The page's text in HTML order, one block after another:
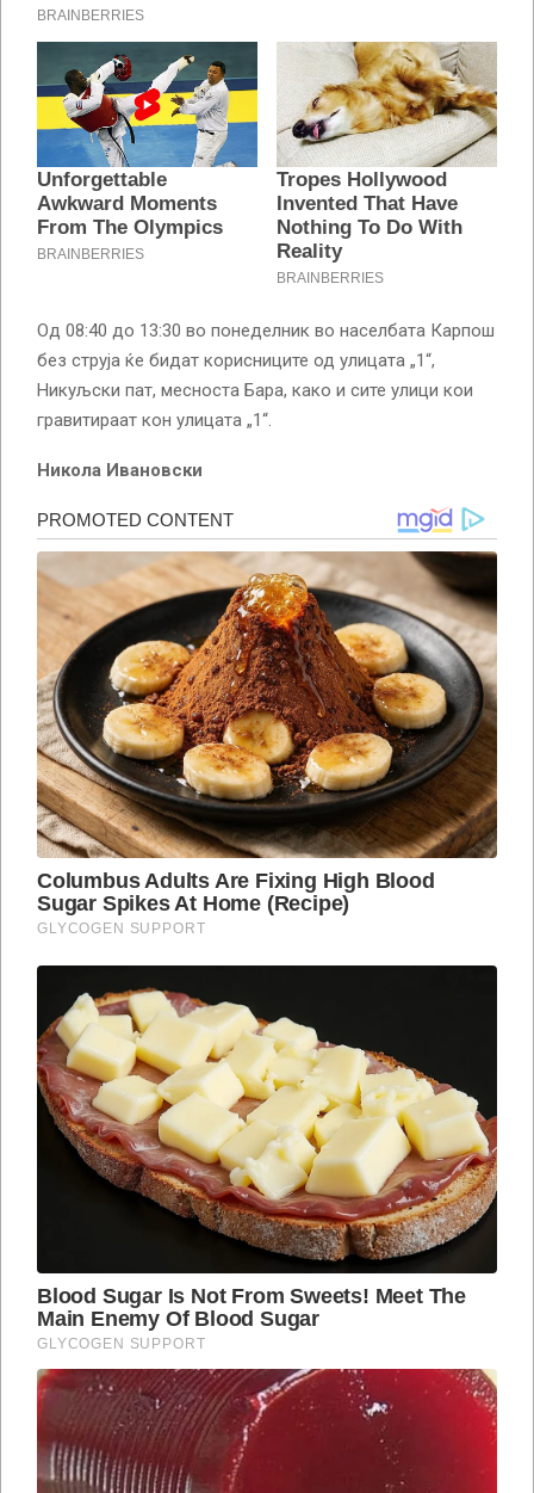
Од 08:40 до 13:30 во понеделник во населбата Карпош
без струја ќе бидат корисниците од улицата „1“,
Никуљски пат, месноста Бара, како и сите улици кои
гравитираат кон улицата „1“.
Никола Ивановски